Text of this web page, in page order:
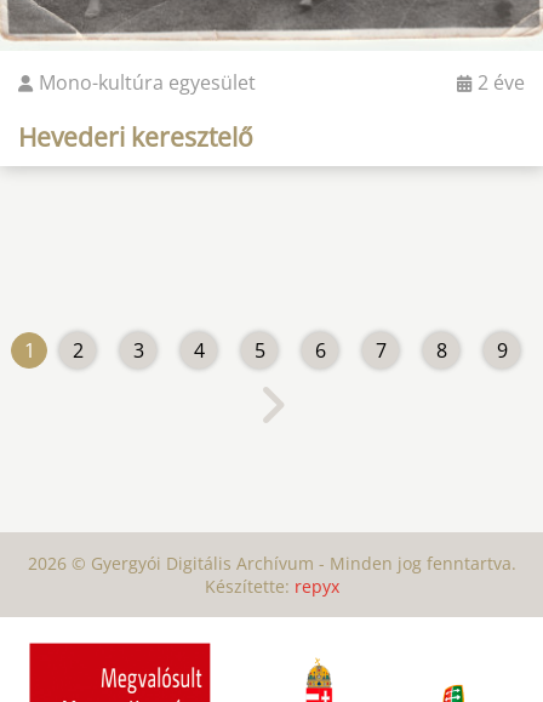
Mono-kultúra egyesület 2 éve
Hevederi keresztelő
1 2 3 4 5 6 7 8 9
2026 © Gyergyói Digitális Archívum - Minden jog fenntartva.
Készítette: repyx